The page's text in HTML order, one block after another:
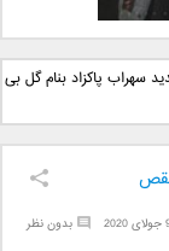
علی
نزدیک
سهراب پاکزاد بنام گل بی
بدون نظر 2020